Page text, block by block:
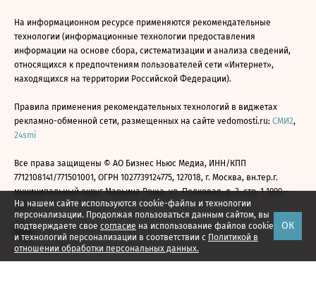
На нашем сайте используются cookie-файлы и технологии
персонализации. Продолжая пользоваться данным сайтом, вы
подтверждаете свое согласие на использование файлов cookie
и технологий персонализации в соответствии с Политикой в
отношении обработки персональных данных.
ОК
На информационном ресурсе применяются рекомендательные
технологии (информационные технологии предоставления
информации на основе сбора, систематизации и анализа сведений,
относящихся к предпочтениям пользователей сети «Интернет»,
находящихся на территории Российской Федерации).
Правила применения рекомендательных технологий в виджетах
рекламно-обменной сети, размещенных на сайте vedomosti.ru: СМИ2,
24smi
Все права защищены © АО Бизнес Ньюс Медиа, ИНН/КПП
7712108141/771501001, ОГРН 1027739124775, 127018, г. Москва, вн.тер.г.
муниципальный округ Марьина Роща, ул. Полковая, д. 3, стр. 1 1999—
2026